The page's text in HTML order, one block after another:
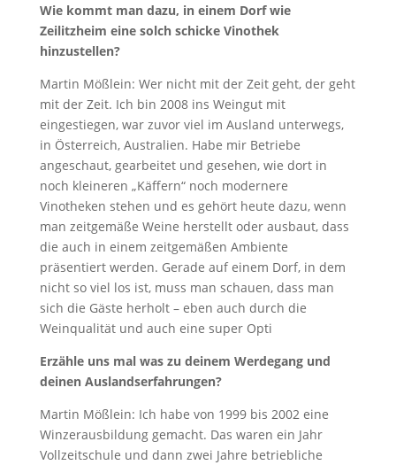
Wie kommt man dazu, in einem Dorf wie
Zeilitzheim eine solch schicke Vinothek
hinzustellen?
Martin Mößlein: Wer nicht mit der Zeit geht, der geht
mit der Zeit. Ich bin 2008 ins Weingut mit
eingestiegen, war zuvor viel im Ausland unterwegs,
in Österreich, Australien. Habe mir Betriebe
angeschaut, gearbeitet und gesehen, wie dort in
noch kleineren „Käffern“ noch modernere
Vinotheken stehen und es gehört heute dazu, wenn
man zeitgemäße Weine herstellt oder ausbaut, dass
die auch in einem zeitgemäßen Ambiente
präsentiert werden. Gerade auf einem Dorf, in dem
nicht so viel los ist, muss man schauen, dass man
sich die Gäste herholt – eben auch durch die
Weinqualität und auch eine super Opti
Erzähle uns mal was zu deinem Werdegang und
deinen Auslandserfahrungen?
Martin Mößlein: Ich habe von 1999 bis 2002 eine
Winzerausbildung gemacht. Das waren ein Jahr
Vollzeitschule und dann zwei Jahre betriebliche